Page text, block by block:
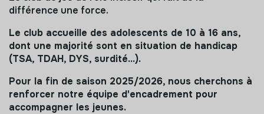
différence une force.
Le club accueille des adolescents de 10 à 16 ans,
dont une majorité sont en situation de handicap
(TSA, TDAH, DYS, surdité...).
Pour la fin de saison 2025/2026, nous cherchons à
renforcer notre équipe d'encadrement pour
accompagner les jeunes.